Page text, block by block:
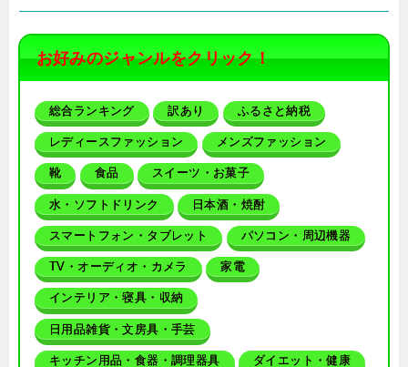
お好みのジャンルをクリック！
総合ランキング 訳あり ふるさと納税
レディースファッション メンズファッション
靴 食品 スイーツ・お菓子
水・ソフトドリンク 日本酒・焼酎
スマートフォン・タブレット パソコン・周辺機器
TV・オーディオ・カメラ 家電
インテリア・寝具・収納
日用品雑貨・文房具・手芸
キッチン用品・食器・調理器具 ダイエット・健康